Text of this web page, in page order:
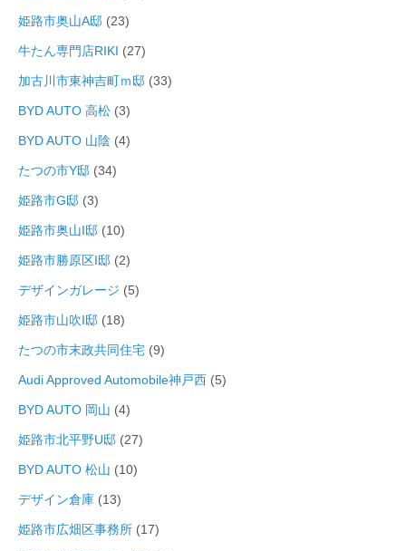
姫路市奥山A邸 (23)
牛たん専門店RIKI (27)
加古川市東神吉町ｍ邸 (33)
BYD AUTO 高松 (3)
BYD AUTO 山陰 (4)
たつの市Y邸 (34)
姫路市G邸 (3)
姫路市奥山I邸 (10)
姫路市勝原区I邸 (2)
デザインガレージ (5)
姫路市山吹I邸 (18)
たつの市末政共同住宅 (9)
Audi Approved Automobile神戸西 (5)
BYD AUTO 岡山 (4)
姫路市北平野U邸 (27)
BYD AUTO 松山 (10)
デザイン倉庫 (13)
姫路市広畑区事務所 (17)